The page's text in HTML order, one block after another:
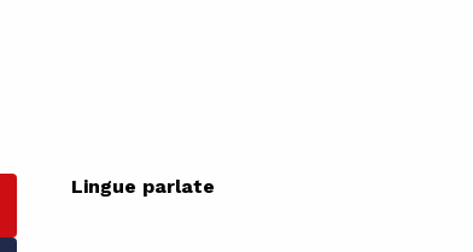
Lingue parlate
Lingue parlate